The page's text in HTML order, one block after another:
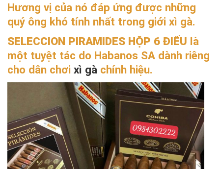
Hương vị của nó đáp ứng được những
quý ông khó tính nhất trong giới xì gà.
SELECCION PIRAMIDES HỘP 6 ĐIẾU là
một tuyệt tác do Habanos SA dành riêng
cho dân chơi xì gà chính hiệu.